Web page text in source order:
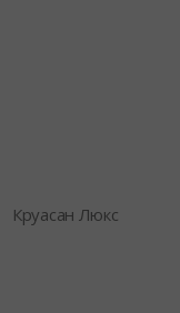
Круасан Люкс